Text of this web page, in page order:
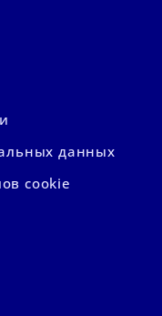
данных
cookie